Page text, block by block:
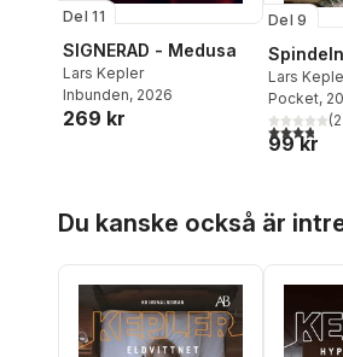
Del 11
SIGNERAD - Medusa
Lars Kepler
Inbunden, 2026
269 kr
Del 9
Spindeln
Lars
Pocket,
3,8utav 5(
99 kr
Du kanske också är